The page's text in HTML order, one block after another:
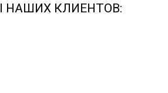
НАШИХ КЛИЕНТОВ: